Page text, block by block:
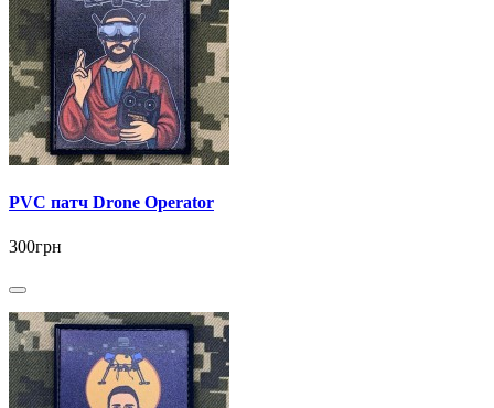
PVC патч Drone Operator
300грн